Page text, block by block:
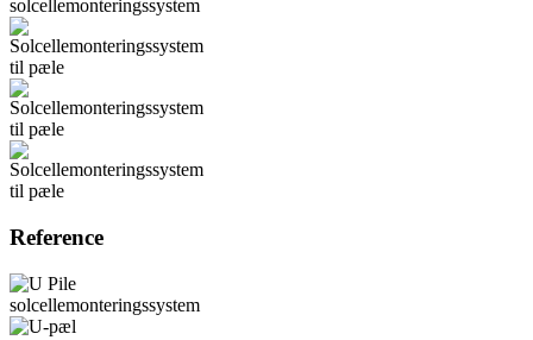
Reference